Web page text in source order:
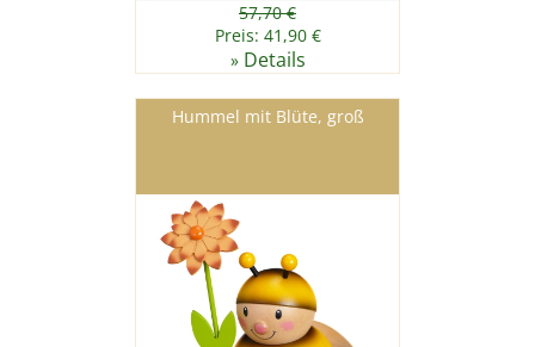
57,70 €
Preis: 41,90 €
» Details
Hummel mit Blüte, groß